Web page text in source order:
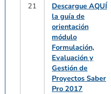
21
Descargue AQUÍ
la guía de
orientación
módulo
Formulación,
Evaluación y
Gestión de
Proyectos Saber
Pro 2017